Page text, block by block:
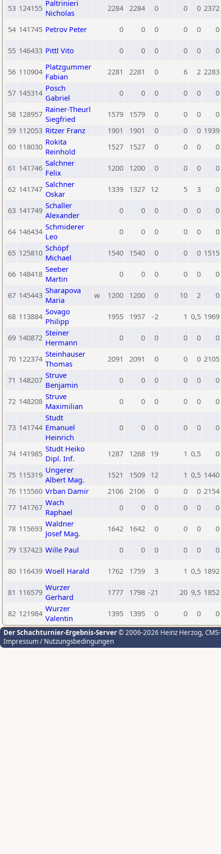
53 124155 Paltrinieri
Nicholas
2284 2284 0 0 0 2372
54 141745 Petrov Peter 0 0 0 0 0 0
55 146433 Pittl Vito 0 0 0 0 0 0
56 110904 Platzgummer
Fabian
2281 2281 0 6 2 2283
57 145314 Posch
Gabriel
0 0 0 0 0 0
58 128957 Rainer-Theurl
Siegfried
1579 1579 0 0 0
0
59 112053 Ritzer Franz 1901 1901 0 0 0 1939
60 118030 Rokita
Reinhold
1527 1527 0 0 0 0
61 141746 Salchner
Felix
1200 1200 0 0 0 0
62 141747 Salchner
Oskar
1339 1327 12 5 3 0
63 141749 Schaller
Alexander
0 0 0 0 0 0
64 146434 Schmiderer
Leo
0 0 0 0 0 0
65 125810 Schöpf
Michael
1540 1540 0 0 0 1515
66 148418 Seeber
Martin
0 0 0 0 0 0
67 145443 Sharapova
Maria
w 1200 1200 0 10 2 0
68 113884 Sovago
Philipp
1955 1957 -2 1 0,5 1969
69 140872 Steiner
Hermann
0 0 0 0 0 0
70 122374 Steinhauser
Thomas
2091 2091 0 0 0 2105
71 148207 Struve
Benjamin
0 0 0 0 0 0
72 148208 Struve
Maximilian
0 0 0 0 0 0
73 141744
Studt
Emanuel
Heinrich
0 0 0 0 0 0
74 141985 Studt Heiko
Dipl. Inf.
1287 1268 19 1 0,5 0
75 115319 Ungerer
Albert Mag.
1521 1509 12 1 0,5 1440
76 115560 Vrban Damir 2106 2106 0 0 0 2154
77 141767 Wach
Raphael
0 0 0 0 0 0
78 115693 Waldner
Josef Mag.
1642 1642 0 0 0 0
79 137423 Wille Paul 0 0 0 0 0 0
80 116439 Woell Harald 1762 1759 3 1 0,5 1892
81 116579 Wurzer
Gerhard
1777 1798 -21 20 9,5 1852
82 121984 Wurzer
Valentin
1395 1395 0 0 0 0
Der Schachturnier-Ergebnis-Server© 2006-2026 Heinz Herzog,
Impressum / Nutzungsbedingungen